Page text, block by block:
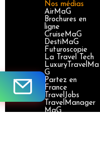
Nos médias
AirMaG
Brochures en
ligne
CruiseMaG
DestiMaG
Futuroscopie
La Travel Tech
LuxuryTravelMa
G
Partez en
France
TravelJobs
TravelManager
MaG